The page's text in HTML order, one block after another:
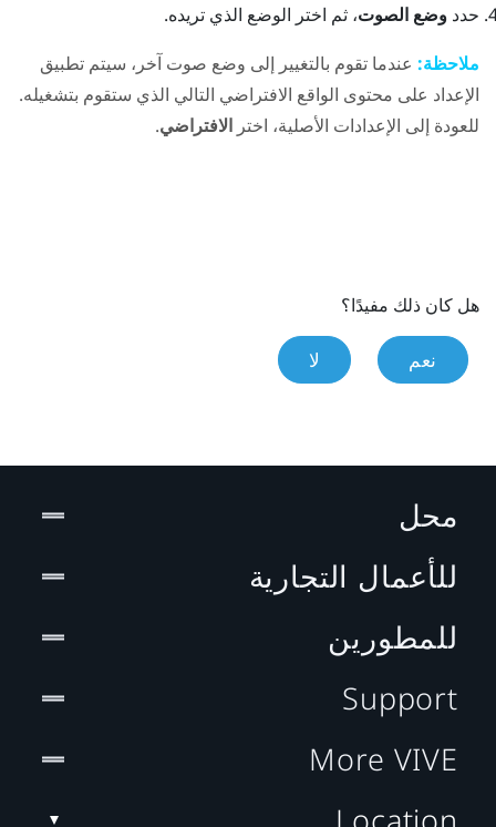
حدد وضع الصوت، ثم اختر الوضع الذي تريده.
ملاحظة: عندما تقوم بالتغيير إلى وضع صوت آخر، سيتم تطبيق
الإعداد على محتوى الواقع الافتراضي التالي الذي ستقوم بتشغيله.
للعودة إلى الإعدادات الأصلية، اختر الافتراضي.
هل كان ذلك مفيدًا؟
نعم لا
محل
للأعمال التجارية
للمطورين
Support
More VIVE